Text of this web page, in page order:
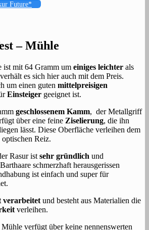
Future*
– Mühle
ist mit 64 Gramm um einiges leichter als
es sich hier auch mit dem Preis.
um einen guten mittelpreisigen
Einsteiger geeignet ist.
geschlossenem Kamm, der Metallgriff
über eine feine Ziselierung, die ihn
lässt. Diese Oberfläche verleihen dem
Reiz.
Rasur ist sehr gründlich und
schmerzhaft herausgerissen
ist einfach und super für
verarbeitet und besteht aus Materialien die
verleihen.
verfügt über keine nennenswerten